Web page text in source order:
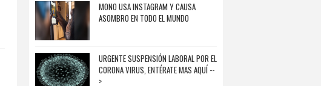
MONO USA INSTAGRAM Y CAUSA
ASOMBRO EN TODO EL MUNDO
URGENTE SUSPENSIÓN LABORAL POR EL
CORONA VIRUS, ENTÉRATE MAS AQUÍ --
>